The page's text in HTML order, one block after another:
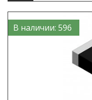
В наличии: 596